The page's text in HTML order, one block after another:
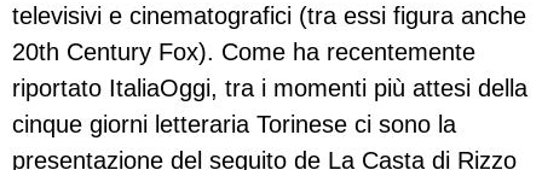
televisivi e cinematografici (tra essi figura anche
20th Century Fox). Come ha recentemente
riportato ItaliaOggi, tra i momenti più attesi della
cinque giorni letteraria Torinese ci sono la
presentazione del seguito de La Casta di Rizzo